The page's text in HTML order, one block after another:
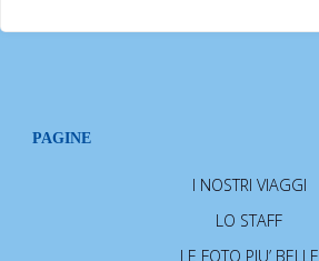
PAGINE
I NOSTRI VIAGGI
LO STAFF
LE FOTO PIU’ BELLE